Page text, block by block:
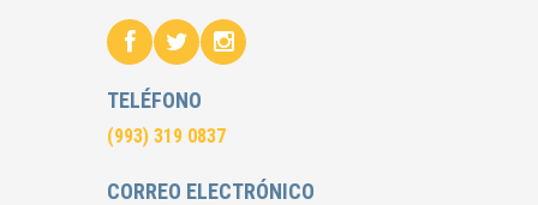
TELÉFONO
(993) 319 0837
CORREO ELECTRÓNICO